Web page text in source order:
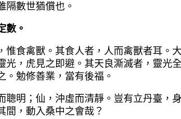
隔數世猶償也。
數。
食禽獸。其食人者，人而禽獸者耳。
光，虎見之即避。其天良澌滅者，靈光
。勉修善業，當有後福。
明；仙，沖虛而清靜。豈有立丹臺，
間，動入桑中之會哉？